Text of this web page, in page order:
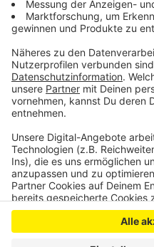
Anzeige
des Jahres aus Mangel
Anzeige